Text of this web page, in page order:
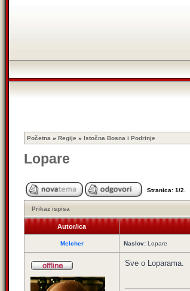
Početna » Regije » Istočna Bosna i Podrinje
Lopare
Stranica: 1/2
Prikaz ispisa
Autor/ica
Melcher Naslov: Lopare
Sve o Loparama.